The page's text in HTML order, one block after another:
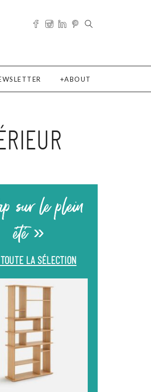
ABOUT
sur le plein
été »
LA SÉLECTION